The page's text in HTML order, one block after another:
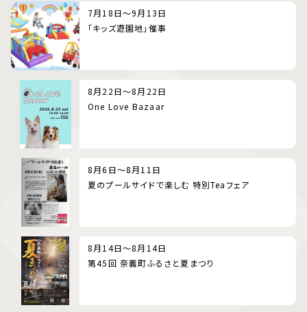
7月18日～9月13日
「キッズ遊園地」催事
8月22日～8月22日
One Love Bazaar
8月6日～8月11日
夏のプールサイドで楽しむ 特別Teaフェア
8月14日～8月14日
第45回 奈義町ふるさと夏まつり